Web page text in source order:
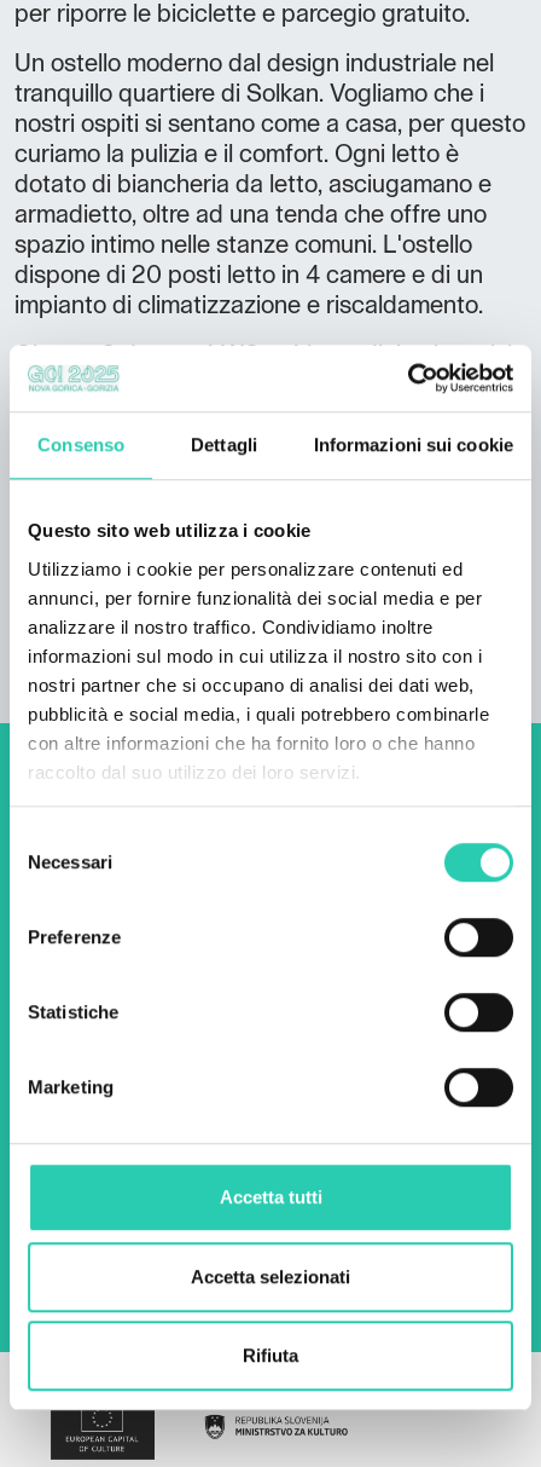
Consenso Dettagli Informazioni sui cookie
Questo sito web utilizza i cookie
Utilizziamo i cookie per personalizzare contenuti ed
annunci, per fornire funzionalità dei social media e per
analizzare il nostro traffico. Condividiamo inoltre
informazioni sul modo in cui utilizza il nostro sito con i
nostri partner che si occupano di analisi dei dati web,
pubblicità e social media, i quali potrebbero combinarle
con altre informazioni che ha fornito loro o che hanno
raccolto dal suo utilizzo dei loro servizi.
delNecessari
Preferenze
Statistiche
Marketing
Accetta tutti
Accetta selezionati
Rifiuta
per riporre le biciclette e parcegio gratuito.
Un ostello moderno dal design industriale nel
tranquillo quartiere di Solkan. Vogliamo che i
nostri ospiti si sentano come a casa, per questo
curiamo la pulizia e il comfort. Ogni letto è
dotato di biancheria da letto, asciugamano e
armadietto, oltre ad una tenda che offre uno
spazio intimo nelle stanze comuni. L'ostello
dispone di 20 posti letto in 4 camere e di un
impianto di climatizzazione e riscaldamento.
igienici comuni. La cucina completamente
attrezzata è dotata di tutte le stoviglie, utensili,
pentole, forno a microonde, frigorifero con
cassettiera e ripiani numerati per le vivande
offrono un luogo accogliente in cui rilassarsi e
una connessione Wi-Fi veloce e gratuita.
All'esterno sono presenti 3 posti auto e un
deposito biciclette.
Non perderti i prossimi
newsletter di GO! 2025 per
iniziative.
Utilizzando questo modulo accetto
sito web.Privacy policy